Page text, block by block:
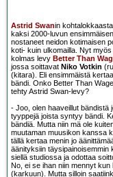
Astrid Swanin
kaksi 2000-luvun
nostaneet neidon kotimaisen
koti- kuin ulkomailla. Nyt myös
kolmas levy Better Than
jossa soittavat Niko Votkin
(kitara). Eli ensimmäistä
bändi. Onko Better Than
tehty Astrid Swan-levy?
- Joo, olen haaveillut bändistä
tyyppejä joista syntyy bändi.
bändiä. Mutta niin mä ole
muutaman muusikon kanssa
tällä kertaa menin jo
äänityksiin täysipainoisemmin
siellä studiossa ja odottaa
No, ei se ihan niin mennyt
(karkuun). Mutta silloin